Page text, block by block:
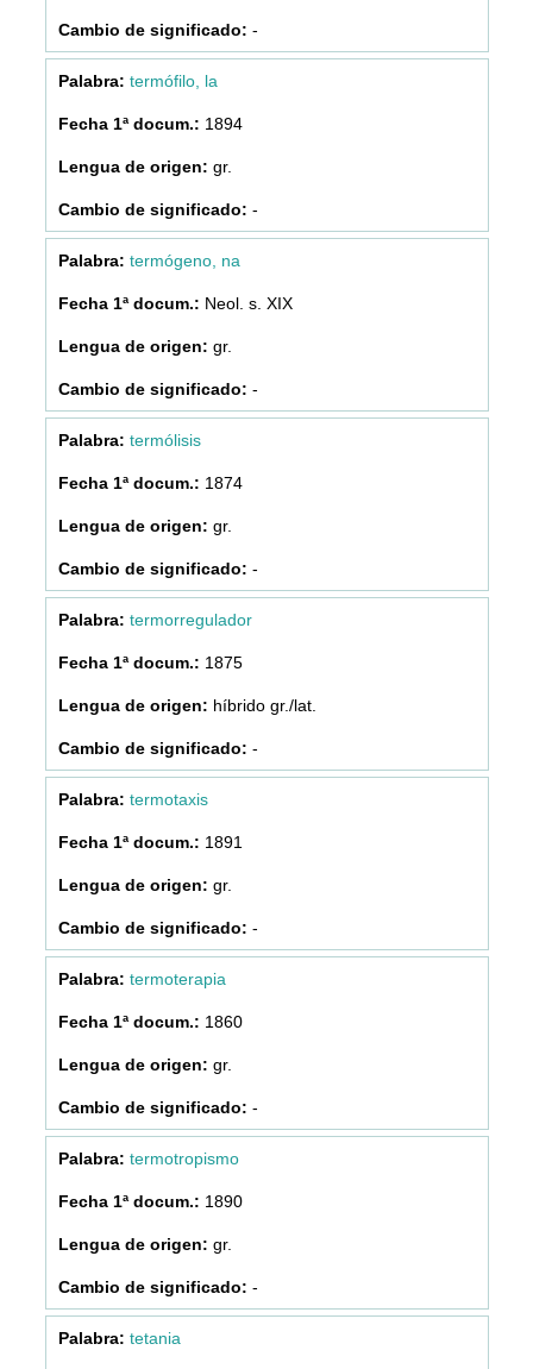
-
termófilo, la
1894
gr.
-
termógeno, na
Neol. s. XIX
gr.
-
termólisis
1874
gr.
-
termorregulador
1875
híbrido gr./lat.
-
termotaxis
1891
gr.
-
termoterapia
1860
gr.
-
termotropismo
1890
gr.
-
tetania